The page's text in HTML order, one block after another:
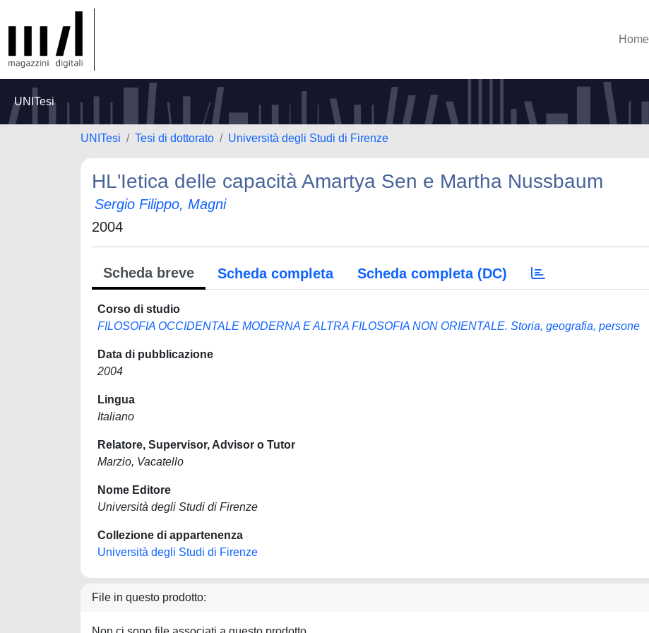
Home
UNITesi
UNITesi Tesi di dottorato Università degli Studi di Firenze
HL'Ietica delle capacità Amartya Sen e Martha Nussbaum
Sergio Filippo, Magni
2004
Scheda breve Scheda completa Scheda completa (DC)
Corso di studio
FILOSOFIA OCCIDENTALE MODERNA E ALTRA FILOSOFIA NON ORIENTALE. Storia, geografia, persone
Data di pubblicazione
2004
Lingua
Italiano
Relatore, Supervisor, Advisor o Tutor
Marzio, Vacatello
Nome Editore
Università degli Studi di Firenze
Collezione di appartenenza
Università degli Studi di Firenze
File in questo prodotto: